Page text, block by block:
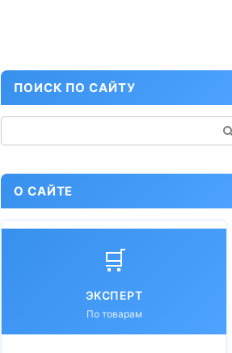
ПОИСК ПО САЙТУ
О САЙТЕ
🛒
ЭКСПЕРТ
По товарам